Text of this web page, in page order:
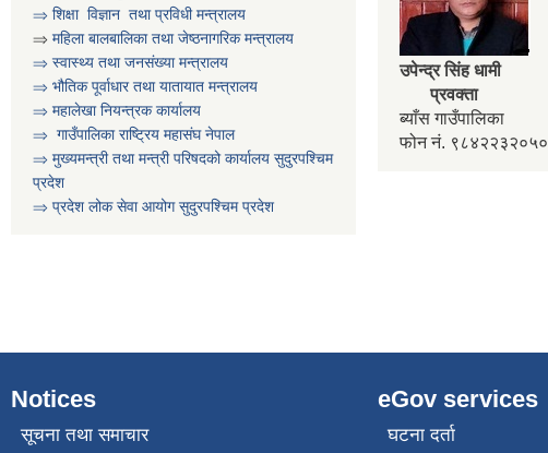
⇒ शिक्षा विज्ञान तथा प्रविधी मन्त्रालय
⇒ महिला बालबालिका तथा जेष्ठनागरिक मन्त्रालय
⇒ स्वास्थ्य तथा जनसंख्या मन्त्रालय
⇒ भौतिक पूर्वाधार तथा यातायात मन्त्रालय
⇒ महालेखा नियन्त्रक कार्यालय
⇒ गाउँपालिका राष्ट्रिय महासंघ नेपाल
⇒ मुख्यमन्त्री तथा मन्त्री परिषदको कार्यालय सुदुरपश्चिम
प्रदेश
⇒ प्रदेश लोक सेवा आयोग सुदुरपश्चिम प्रदेश
उपेन्द्र सिंह धामी
प्रवक्ता
ब्याँस गाउँपालिका
फोन नं. ९८४२२३२०५०
Notices
सूचना तथा समाचार
eGov services
घटना दर्ता